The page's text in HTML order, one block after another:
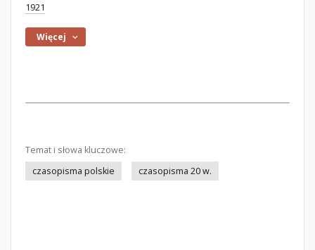
1921
Więcej
Temat i słowa kluczowe:
czasopisma polskie
czasopisma 20 w.